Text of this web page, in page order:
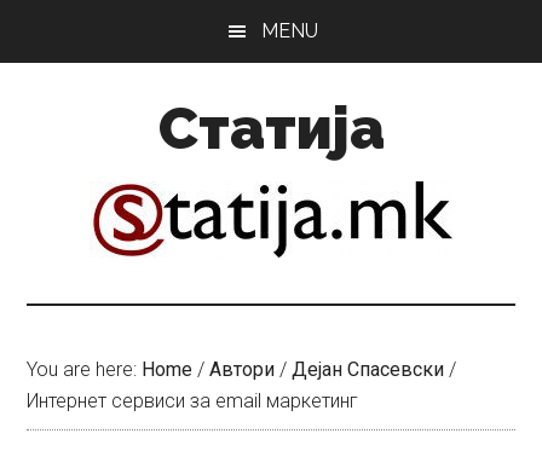
MENU
Статија
You are here: Home / Автори / Дејан Спасевски /
Интернет сервиси за email маркетинг